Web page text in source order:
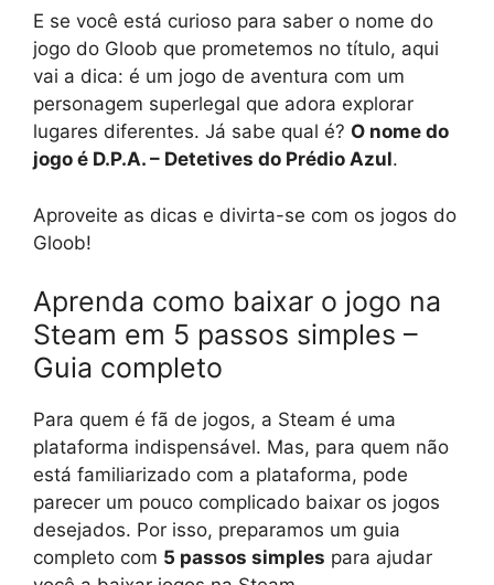
E se você está curioso para saber o nome do
jogo do Gloob que prometemos no título, aqui
vai a dica: é um jogo de aventura com um
personagem superlegal que adora explorar
lugares diferentes. Já sabe qual é? O nome do
jogo é D.P.A. – Detetives do Prédio Azul.
Aproveite as dicas e divirta-se com os jogos do
Gloob!
Aprenda como baixar o jogo na
Steam em 5 passos simples –
Guia completo
Para quem é fã de jogos, a Steam é uma
plataforma indispensável. Mas, para quem não
está familiarizado com a plataforma, pode
parecer um pouco complicado baixar os jogos
desejados. Por isso, preparamos um guia
completo com 5 passos simples para ajudar